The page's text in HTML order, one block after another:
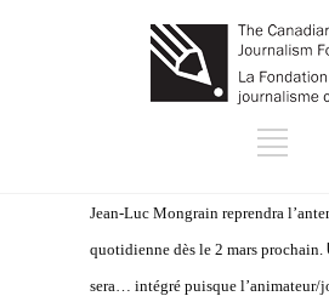
Jean-Luc Mongrain reprendra
quotidienne dès le 2 mars prochain.
sera… intégré puisque l’animateur/